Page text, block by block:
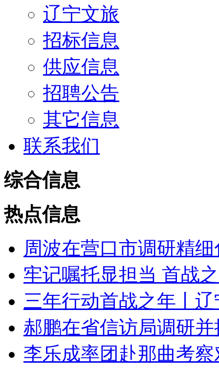
辽宁文旅
招标信息
供应信息
招聘公告
其它信息
联系我们
综合信息
热点信息
周波在营口市调研精
牢记嘱托显担当 首战
三年行动首战之年丨
郝鹏在省信访局调研
李乐成率团赴那曲考